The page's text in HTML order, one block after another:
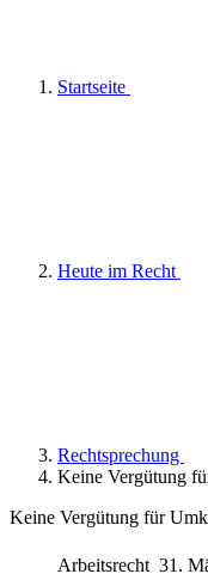
Startseite
Heute im Recht
Rechtsprechung
Keine Vergütung
Keine Vergütung für
Arbeitsrecht 31.